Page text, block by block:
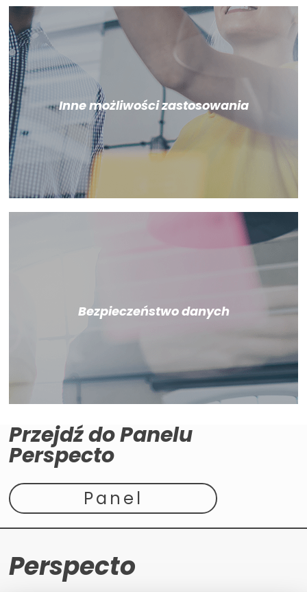
Inne możliwości zastosowania
Bezpieczeństwo danych
Przejdź do Panelu
Perspecto
Panel
Perspecto